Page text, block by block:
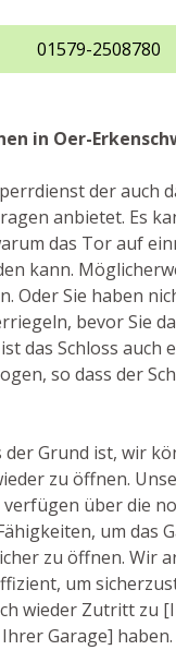
01579-2508780
in Oer-
der auch
anbietet. Es
das Tor auf
kann.
Oder Sie haben
bevor Sie
das Schloss auch
so dass der
der Grund ist, wir
zu öffnen.
über die
um das
zu öffnen. Wir
um
wieder Zutritt zu
Garage] haben.